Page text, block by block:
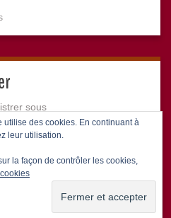
sous
le fichier lié
utilise des cookies. En continuant à
leur utilisation.
la façon de contrôler les cookies,